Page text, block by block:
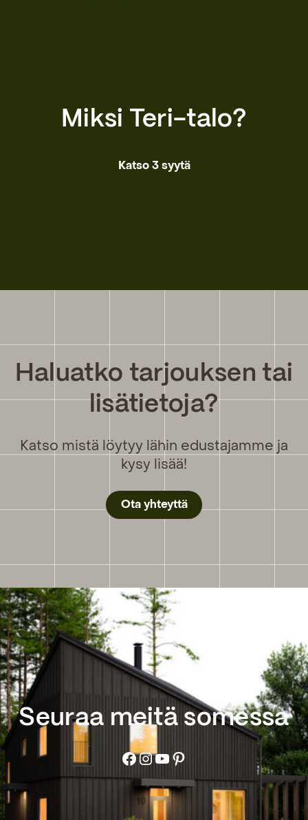
Miksi Teri-talo?
Katso 3 syytä
Haluatko tarjouksen tai
lisätietoja?
Katso mistä löytyy lähin edustajamme ja
kysy lisää!
Ota yhteyttä
Seuraa meitä somessa
Facebook
Instagram
YouTube
Pinterest